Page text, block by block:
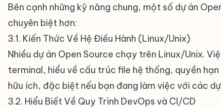
Bên cạnh những kỹ năng chung, một số dự án
chuyên biệt hơn:
3.1. Kiến Thức Về Hệ Điều Hành (Linux/Unix)
Nhiều dự án Open Source chạy trên Linux/Unix.
terminal, hiểu về cấu trúc file hệ thống, quyền
hữu ích, đặc biệt nếu bạn đang làm việc với các
3.2. Hiểu Biết Về Quy Trình DevOps và CI/CD